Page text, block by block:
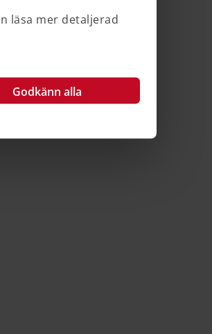
läsa mer detaljerad
Godkänn alla